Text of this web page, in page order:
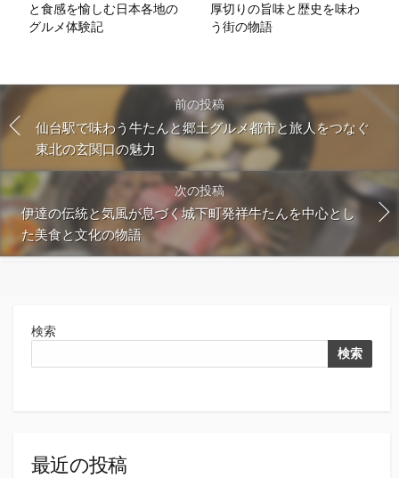
と食感を愉しむ日本各地の
グルメ体験記
厚切りの旨味と歴史を味わ
う街の物語
前の投稿
仙台駅で味わう牛たんと郷土グルメ都市と旅人をつなぐ
東北の玄関口の魅力
次の投稿
伊達の伝統と気風が息づく城下町発祥牛たんを中心とし
た美食と文化の物語
検索
検索
最近の投稿